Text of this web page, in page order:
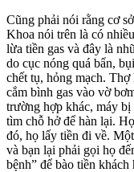
Cũng phải nói rằng cơ
Khoa nói trên là có
lừa tiền gas và đây là
do cục nóng quá bẩn,
chết tụ, hỏng mạch.
cắm bình gas vào vờ
trường hợp khác, máy
tìm chỗ hở để hàn lại.
đó, họ lấy tiền đi về.
và bạn lại phải gọi họ
bệnh” để bào tiền khách